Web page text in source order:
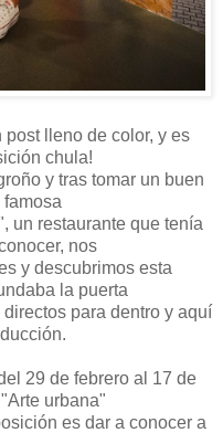
lleno de color, y es
chula!
y tras tomar un buen
un restaurante que tenía
nos
y descubrimos esta
la puerta
para dentro y aquí
29 de febrero al 17 de
urbana"
es dar a conocer a